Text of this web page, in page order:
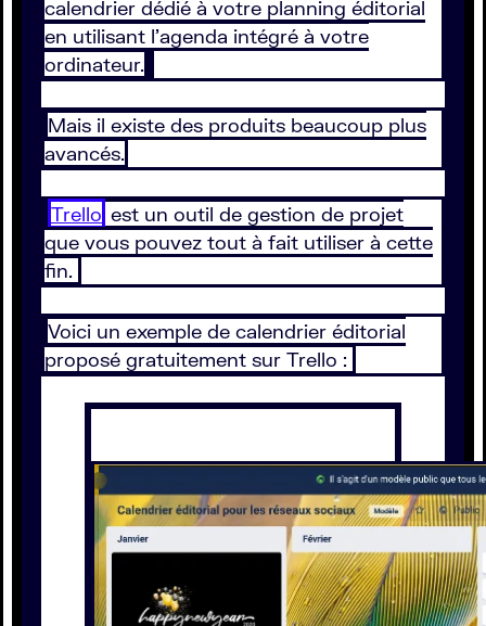
calendrier dédié à votre planning éditorial
en utilisant l’agenda intégré à votre
ordinateur.
Mais il existe des produits beaucoup plus
avancés.
Trello est un outil de gestion de projet
que vous pouvez tout à fait utiliser à cette
fin.
Voici un exemple de calendrier éditorial
proposé gratuitement sur Trello :